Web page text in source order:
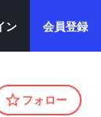
ン 会員登録
フォロー